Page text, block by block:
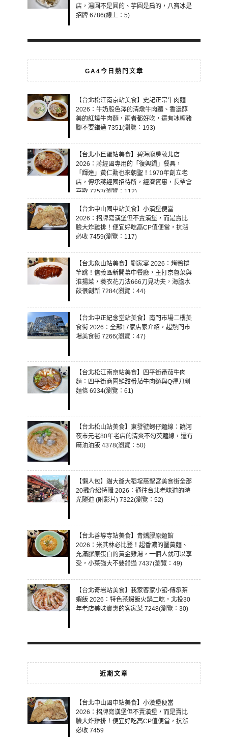
店，湯圓不是圓的、芋圓是扁的，八寶冰是
招牌 6786(線上：5)
GA4今日熱門文章
【台北松江南京站美食】史記正宗牛肉麵
2026：牛奶般色澤的清燉牛肉麵、香濃醇
美的紅燒牛肉麵，兩者都好吃，還有冰糖豬
腳不要錯過 7351(瀏覽：193)
【台北小巨蛋站美食】碧海廚房敦北店
2026：蔣經國專用的「復興鍋」餐具，
「輝達」黃仁勳也來朝聖！1970年創立老
店，傳承蔣經國招待所，經濟實惠，長輩會
喜歡 7253(瀏覽：112)
【台北中山國中站美食】小漢堡便當
2026：招牌寫漢堡但不賣漢堡，而是賣比
臉大炸雞排！便宜好吃高CP值便當，抗漲
必收 7459(瀏覽：117)
【台北象山站美食】劉家宴 2026：烤鴨撐
竿跳！信義區新開幕中餐廳，主打京魯菜與
淮揚菜，蓑衣花刀法666刀見功夫，海膽水
餃很創新 7284(瀏覽：44)
【台北中正紀念堂站美食】南門市場二樓美
食街 2026：全部17家店家介紹，超熱門市
場美食街 7266(瀏覽：47)
【台北松江南京站美食】四平街番茄牛肉
麵：四平街商圈鮮甜番茄牛肉麵與Q彈刀削
麵條 6934(瀏覽：61)
【台北松山站美食】東發號蚵仔麵線：饒河
夜市元老80年老店的清爽不勾芡麵線，還有
麻油油飯 4378(瀏覽：50)
【懶人包】貓大爺大稻埕慈聖宮美食街全部
20攤介紹特輯 2026：通往台北老味道的時
光隧道 (附影片) 7322(瀏覽：52)
【台北善導寺站美食】青嬌膠原麵館
2026：米其林必比登！超香濃的蟹黃麵、
充滿膠原蛋白的黃金雞湯，一個人就可以享
受，小菜強大不要錯過 7437(瀏覽：49)
【台北奇岩站美食】我家客家小館-傳承茶
蝦飯 2026：特色茶蝦飯火鍋二吃，北投30
年老店美味實惠的客家菜 7248(瀏覽：30)
近期文章
【台北中山國中站美食】小漢堡便當
2026：招牌寫漢堡但不賣漢堡，而是賣比
臉大炸雞排！便宜好吃高CP值便當，抗漲
必收 7459